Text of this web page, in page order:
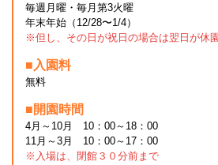
毎週月曜・毎月第3火曜
年末年始（12/28〜1/4）
※但し、その日が祝日の場合は翌日が休
■入園料
無料
■開園時間
4月～10月 10：00～18：00
11月～3月 10：00～17：00
※入場は、閉館３０分前まで